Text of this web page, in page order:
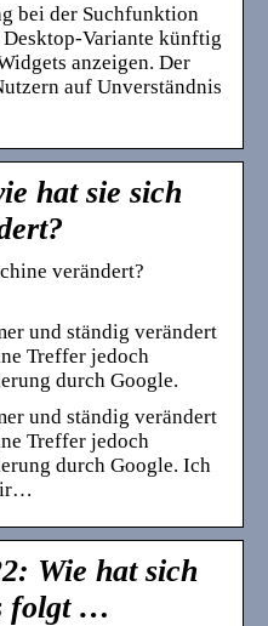
bei der Suchfunktion
Variante künftig
anzeigen. Der
auf Unverständnis
hat sie sich
verändert?
und ständig verändert
Treffer jedoch
durch Google.
und ständig verändert
Treffer jedoch
durch Google. Ich
Wie hat sich
folgt …